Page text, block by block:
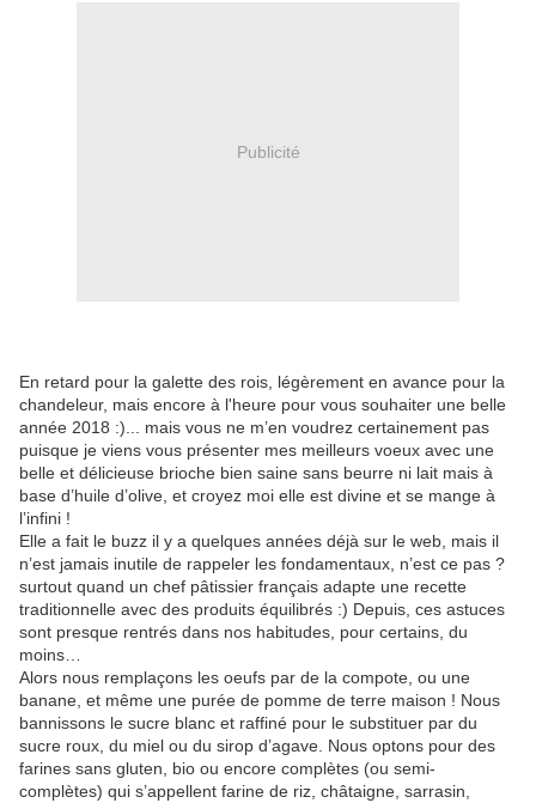
Publicité
En retard pour la galette des rois, légèrement en avance pour la
chandeleur, mais encore à l'heure pour vous souhaiter une belle
année 2018 :)... mais vous ne m’en voudrez certainement pas
puisque je viens vous présenter mes meilleurs voeux avec une
belle et délicieuse brioche bien saine sans beurre ni lait mais à
base d’huile d’olive, et croyez moi elle est divine et se mange à
l’infini !
Elle a fait le buzz il y a quelques années déjà sur le web, mais il
n’est jamais inutile de rappeler les fondamentaux, n’est ce pas ?
surtout quand un chef pâtissier français adapte une recette
traditionnelle avec des produits équilibrés :) Depuis, ces astuces
sont presque rentrés dans nos habitudes, pour certains, du
moins…
Alors nous remplaçons les oeufs par de la compote, ou une
banane, et même une purée de pomme de terre maison ! Nous
bannissons le sucre blanc et raffiné pour le substituer par du
sucre roux, du miel ou du sirop d’agave. Nous optons pour des
farines sans gluten, bio ou encore complètes (ou semi-
complètes) qui s’appellent farine de riz, châtaigne, sarrasin,